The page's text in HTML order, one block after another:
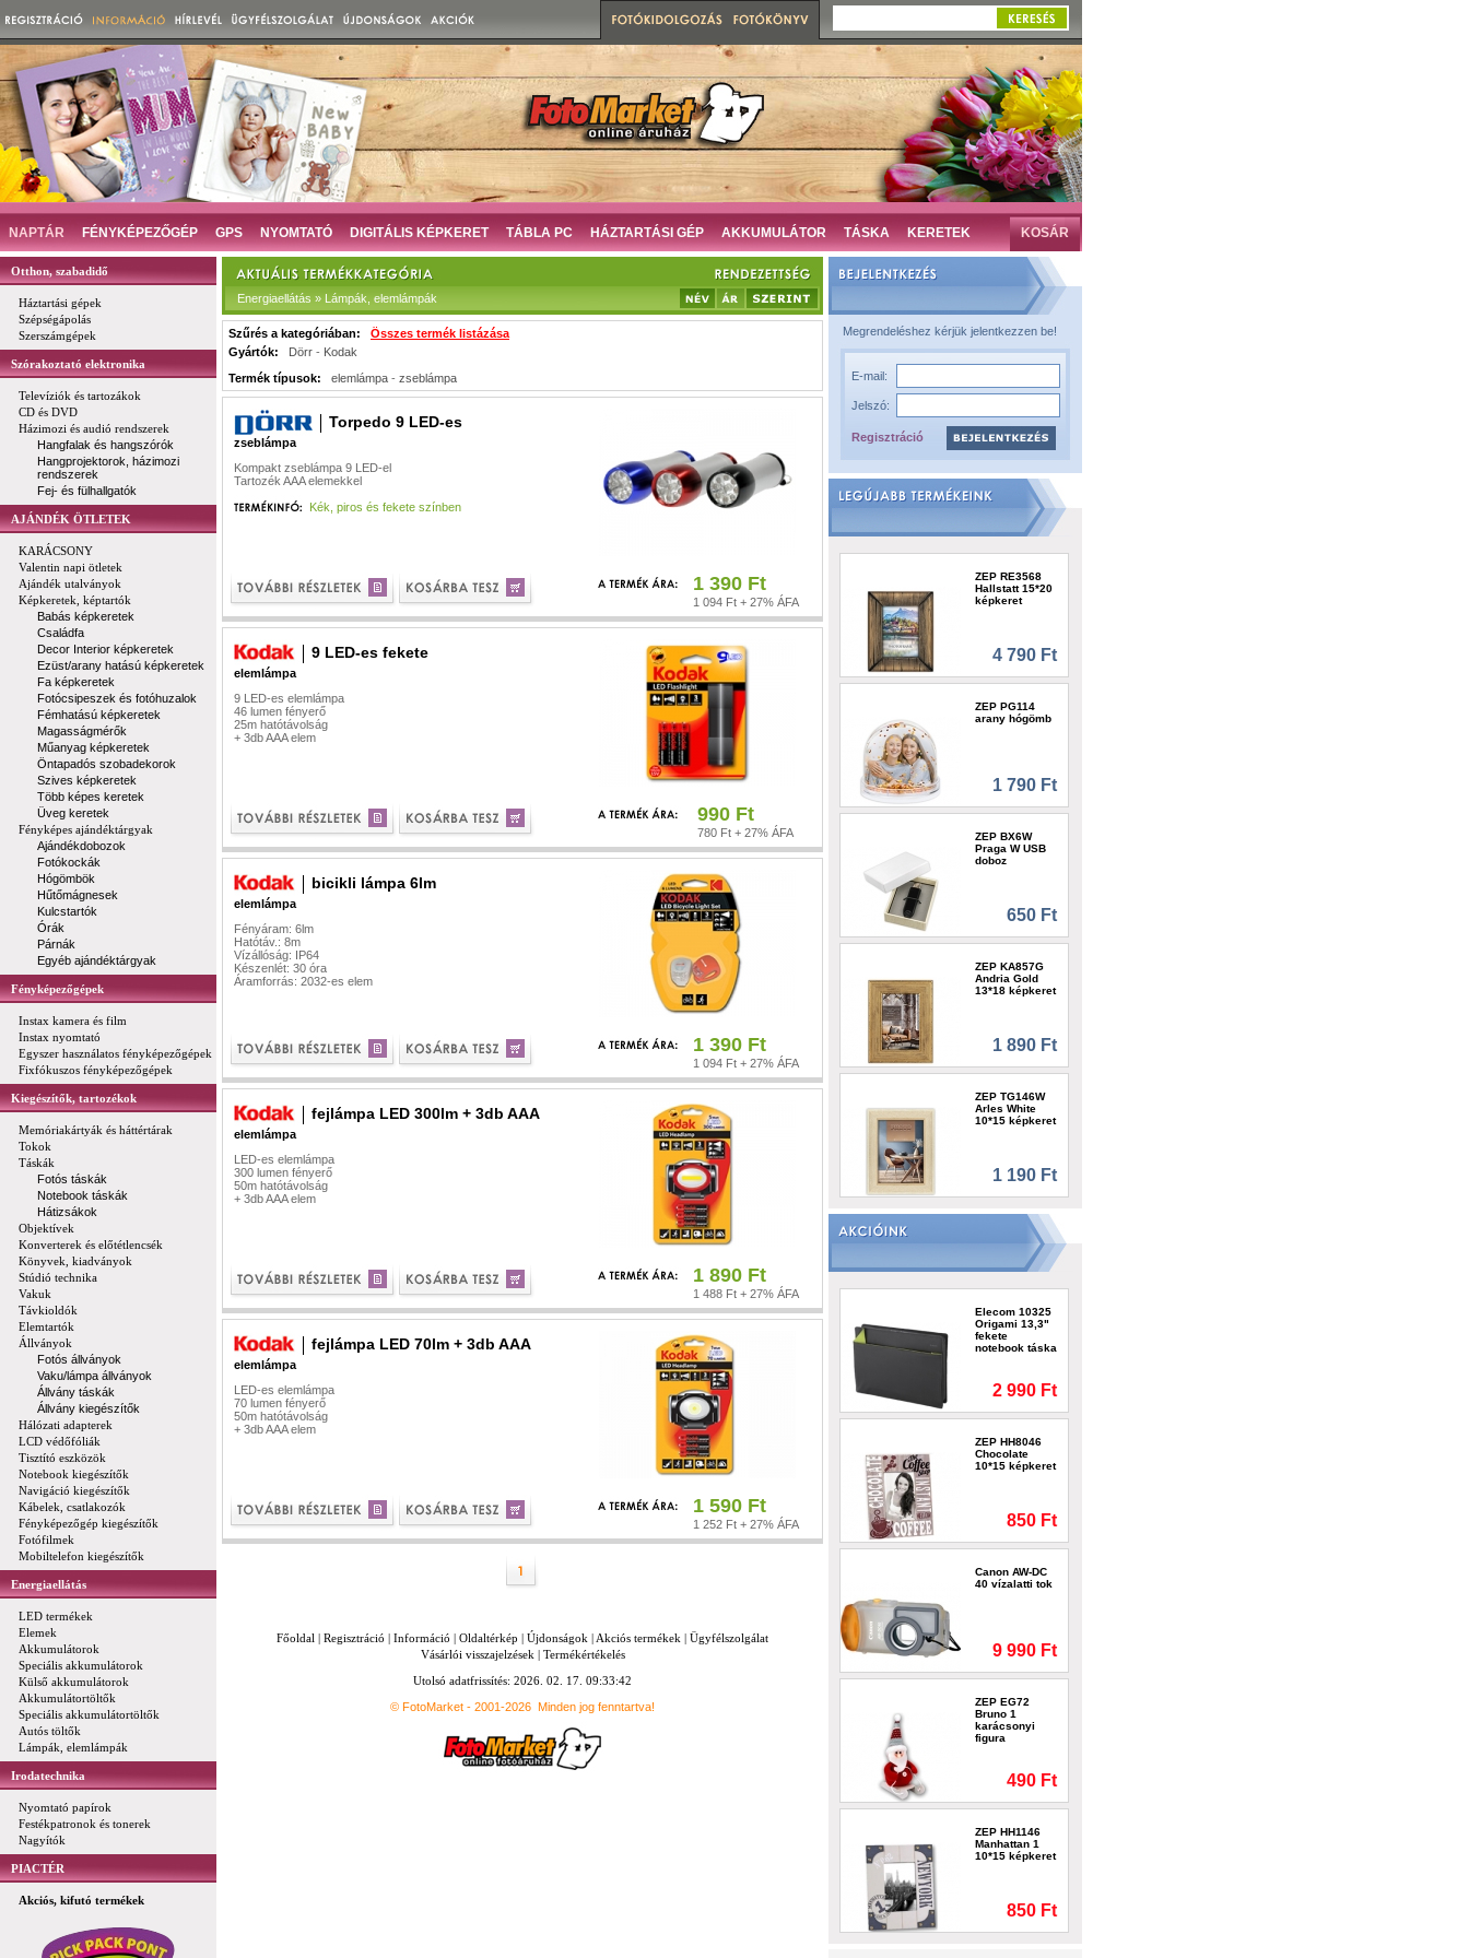
NAPTÁR FÉNYKÉPEZŐGÉP GPS NYOMTATÓ DIGITÁLIS KÉPKERET TÁBLA PC HÁZTARTÁSI GÉP AKKUMULÁTOR TÁSKA KERETEK KOSÁR
Otthon, szabadidő
Háztartási gépek
Szépségápolás
Szerszámgépek
Szórakoztató elektronika
Televíziók és tartozákok
CD és DVD
Házimozi és audió rendszerek
Hangfalak és hangszórók
Hangprojektorok, házimozi
rendszerek
Fej- és fülhallgatók
AJÁNDÉK ÖTLETEK
KARÁCSONY
Valentin napi ötletek
Ajándék utalványok
Képkeretek, képtartók
Babás képkeretek
Családfa
Decor Interior képkeretek
Ezüst/arany hatású képkeretek
Fa képkeretek
Fotócsipeszek és fotóhuzalok
Fémhatású képkeretek
Magasságmérők
Műanyag képkeretek
Öntapadós szobadekorok
Szives képkeretek
Több képes keretek
Üveg keretek
Fényképes ajándéktárgyak
Ajándékdobozok
Fotókockák
Hógömbök
Hűtőmágnesek
Kulcstartók
Órák
Párnák
Egyéb ajándéktárgyak
Fényképezőgépek
Instax kamera és film
Instax nyomtató
Egyszer használatos fényképezőgépek
Fixfókuszos fényképezőgépek
Kiegészítők, tartozékok
Memóriakártyák és háttértárak
Tokok
Táskák
Fotós táskák
Notebook táskák
Hátizsákok
Objektívek
Konverterek és előtétlencsék
Könyvek, kiadványok
Stúdió technika
Vakuk
Távkioldók
Elemtartók
Állványok
Fotós állványok
Vaku/lámpa állványok
Állvány táskák
Állvány kiegészítők
Hálózati adapterek
LCD védőfóliák
Tisztító eszközök
Notebook kiegészítők
Navigáció kiegészítők
Kábelek, csatlakozók
Fényképezőgép kiegészítők
Fotófilmek
Mobiltelefon kiegészítők
Energiaellátás
LED termékek
Elemek
Akkumulátorok
Speciális akkumulátorok
Külső akkumulátorok
Akkumulátortöltők
Speciális akkumulátortöltők
Autós töltők
Lámpák, elemlámpák
Irodatechnika
Nyomtató papírok
Festékpatronok és tonerek
Nagyítók
PIACTÉR
Akciós, kifutó termékek
Energiaellátás » Lámpák, elemlámpák
Szűrés a kategóriában: Összes termék listázása
Gyártók:
Dörr - Kodak
Termék típusok:
elemlámpa - zseblámpa
Torpedo 9 LED-es
zseblámpa
Kompakt zseblámpa 9 LED-el
Tartozék AAA elemekkel
Kék, piros és fekete színben
1 390 Ft
1 094 Ft + 27% ÁFA
9 LED-es fekete
elemlámpa
9 LED-es elemlámpa
46 lumen fényerő
25m hatótávolság
+ 3db AAA elem
990 Ft
780 Ft + 27% ÁFA
bicikli lámpa 6lm
elemlámpa
Fényáram: 6lm
Hatótáv.: 8m
Vízállóság: IP64
Készenlét: 30 óra
Áramforrás: 2032-es elem
1 390 Ft
1 094 Ft + 27% ÁFA
fejlámpa LED 300lm + 3db AAA
elemlámpa
LED-es elemlámpa
300 lumen fényerő
50m hatótávolság
+ 3db AAA elem
1 890 Ft
1 488 Ft + 27% ÁFA
fejlámpa LED 70lm + 3db AAA
elemlámpa
LED-es elemlámpa
70 lumen fényerő
50m hatótávolság
+ 3db AAA elem
1 590 Ft
1 252 Ft + 27% ÁFA
Főoldal | Regisztráció | Információ | Oldaltérkép | Újdonságok | Akciós termékek | Ügyfélszolgálat
Vásárlói visszajelzések | Termékértékelés
Utolsó adatfrissítés: 2026. 02. 17. 09:33:42
© FotoMarket - 2001-2026 Minden jog fenntartva!
Megrendeléshez kérjük jelentkezzen be!
E-mail:
Jelszó:
Regisztráció
ZEP RE3568
Hallstatt 15*20
képkeret
4 790 Ft
ZEP PG114
arany hógömb
1 790 Ft
ZEP BX6W
Praga W USB
doboz
650 Ft
ZEP KA857G
Andria Gold
13*18 képkeret
1 890 Ft
ZEP TG146W
Arles White
10*15 képkeret
1 190 Ft
Elecom 10325
Origami 13,3"
fekete
notebook táska
2 990 Ft
ZEP HH8046
Chocolate
10*15 képkeret
850 Ft
Canon AW-DC
40 vízalatti tok
9 990 Ft
ZEP EG72
Bruno 1
karácsonyi
figura
490 Ft
ZEP HH1146
Manhattan 1
10*15 képkeret
850 Ft